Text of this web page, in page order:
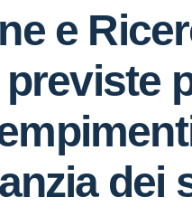
e
dei